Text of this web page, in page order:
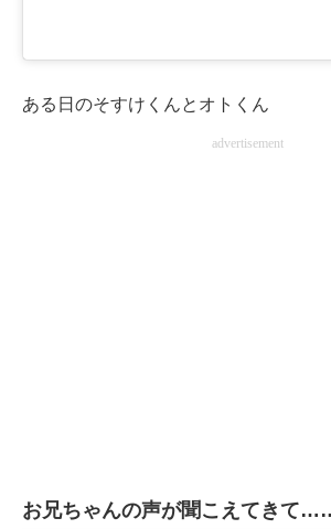
ある日のそすけくんとオトくん
advertisement
お兄ちゃんの声が聞こえてきて